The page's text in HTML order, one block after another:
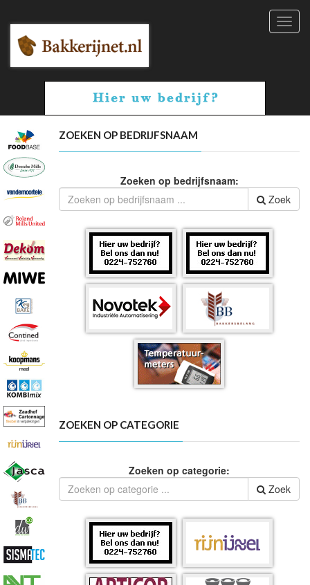
ZOEKEN OP BEDRIJFSNAAM
Zoeken op bedrijfsnaam:
Zoek
ZOEKEN OP CATEGORIE
Zoeken op categorie:
Zoek